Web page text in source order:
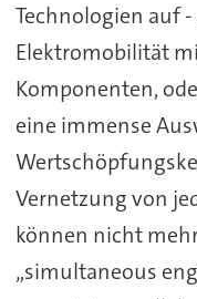
Technologien auf -
Elektromobilität
Komponenten,
eine immense
Vernetzung von
können nicht
„simultaneous